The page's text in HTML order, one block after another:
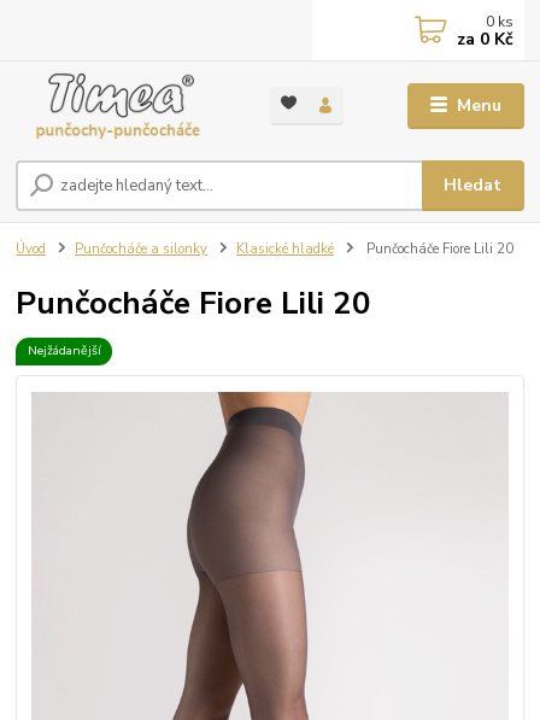
Menu
Hledat
0 ks
za 0 Kč
Úvod Punčocháče a silonky Klasické hladké Punčocháče Fiore Lili 20
Punčocháče Fiore Lili 20
Nejžádanější